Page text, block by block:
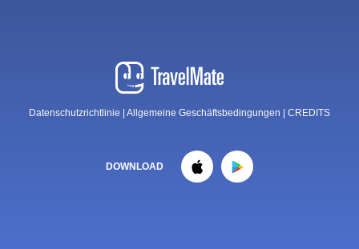
Datenschutzrichtlinie Allgemeine Geschäftsbedingungen CREDITS
DOWNLOAD